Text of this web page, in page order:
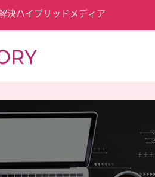
決ハイブリッドメディア